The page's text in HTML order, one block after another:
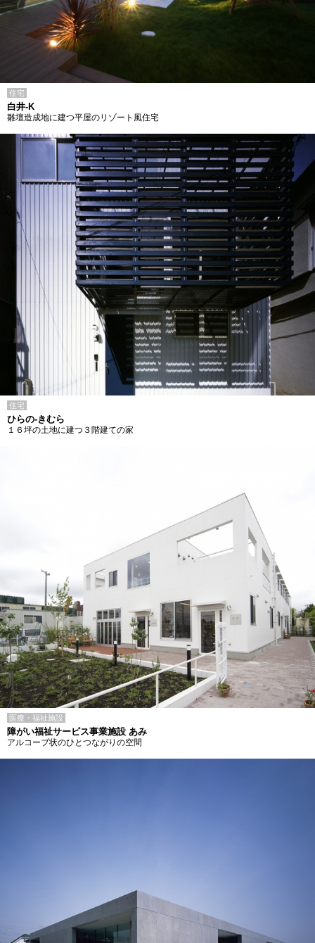
住宅
白井-K
雛壇造成地に建つ平屋のリゾート風住宅
住宅
ひらの-きむら
１６坪の土地に建つ３階建ての家
医療・福祉施設
障がい福祉サービス事業施設 あみ
アルコーブ状のひとつながりの空間